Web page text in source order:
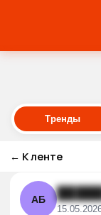
Тренды
← К ленте
АБ